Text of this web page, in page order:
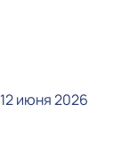
12 июня 2026